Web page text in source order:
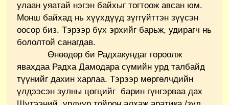
улаан уяатай нэгэн байхыг тогтоож авсан юм.
Монш байхад нь хүүхдүүд зүггүйттэн зүүсэн
оосор биз. Тэрээр бүх эрхийг барьж, удирагч нь
бололтой санагдав.
Өнөөдөр би Радхакундаг гороолж
явахдаа Радха Дамодара сүмийн урд талбайд
түүнийг дахин харлаа. Тэрээр мөргөлчдийн
үлдээсэн зулны цөгцийг барин гүнгэрваа дах